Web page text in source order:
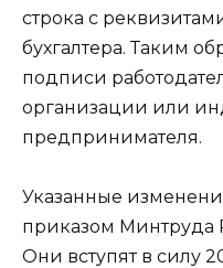
строка с
бухгалтера. Таким
подписи
организации или
предпринимателя.
Указанные
приказом Минтруда
Они вступят в силу